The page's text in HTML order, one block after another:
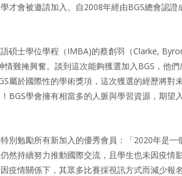
才會被邀請加入。自2008年經由BGS總會認
碩士學位學程（IMBA)的蔡創羽（Clarke,
難掩興奮。談到這次能夠獲選加入BGS，他
屬於國際性的學術獎項，這次獲選的經歷將
BGS學會擁有相當多的人脈與學習資源，期
別勉勵所有新加入的優秀會員：「2020年是
然持續努力推動國際交流，且學生也未因疫情
疫情關係下，其眾多比賽採視訊方式而減少報